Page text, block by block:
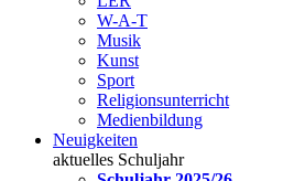
W-A-T
Musik
Kunst
Sport
Religionsunterricht
Medienbildung
Neuigkeiten
aktuelles Schuljahr